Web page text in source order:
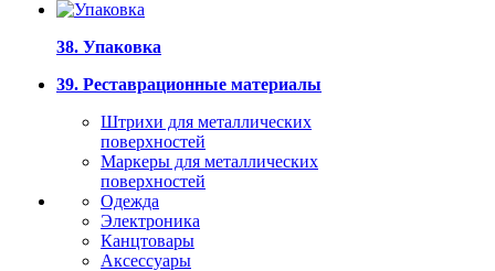
38. Упаковка
39. Реставрационные материалы
Штрихи для металлических
поверхностей
Маркеры для металлических
поверхностей
Одежда
Электроника
Канцтовары
Аксессуары